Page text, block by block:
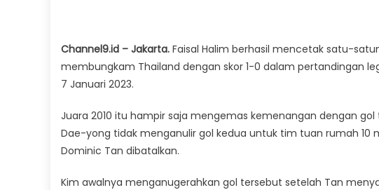
Channel9.id – Jakarta. Faisal Halim berhasil mencetak satu-
membungkam Thailand dengan skor 1-0 dalam pertandingan
7 Januari 2023.
Juara 2010 itu hampir saja mengemas kemenangan dengan
Dae-yong tidak menganulir gol kedua untuk tim tuan rumah 10
Dominic Tan dibatalkan.
Kim awalnya menganugerahkan gol tersebut setelah Tan